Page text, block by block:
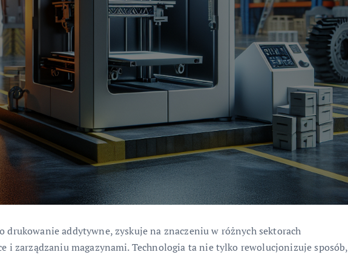
drukowanie addytywne, zyskuje na znaczeniu w różnych sektorach
i zarządzaniu magazynami. Technologia ta nie tylko rewolucjonizuje sposób,